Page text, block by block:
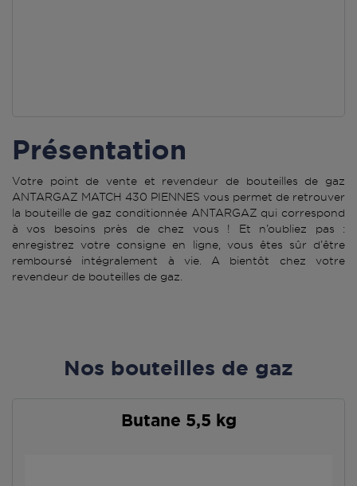
Présentation
Votre point de vente et revendeur de bouteilles de gaz
ANTARGAZ MATCH 430 PIENNES vous permet de retrouver
la bouteille de gaz conditionnée ANTARGAZ qui correspond
à vos besoins près de chez vous ! Et n’oubliez pas :
enregistrez votre consigne en ligne, vous êtes sûr d’être
remboursé intégralement à vie. A bientôt chez votre
revendeur de bouteilles de gaz.
Nos bouteilles de gaz
Butane 5,5 kg